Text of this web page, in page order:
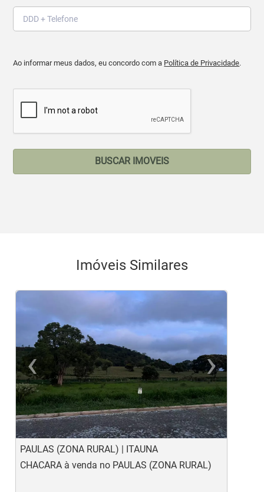
Ao informar meus dados, eu concordo com a Política de Privacidade.
BUSCAR IMOVEIS
Imóveis Similares
‹
Previous
›
PAULAS (ZONA RURAL) | ITAUNA
CHACARA à venda no PAULAS (ZONA RURAL)